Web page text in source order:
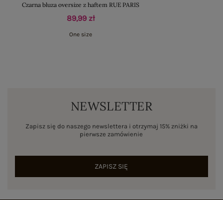
Czarna bluza oversize z haftem RUE PARIS
89,99 zł
One size
NEWSLETTER
Zapisz się do naszego newslettera i otrzymaj 15% zniżki na
pierwsze zamówienie
ZAPISZ SIĘ